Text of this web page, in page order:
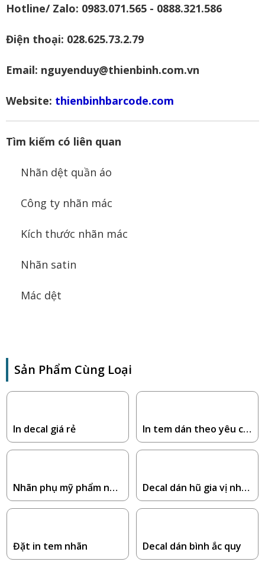
Hotline/ Zalo: 0983.071.565 - 0888.321.586
Điện thoại: 028.625.73.2.79
Email: nguyenduy@thienbinh.com.vn
Website: thienbinhbarcode.com
Tìm kiếm có liên quan
Nhãn dệt quần áo
Công ty nhãn mác
Kích thước nhãn mác
Nhãn satin
Mác dệt
Sản Phẩm Cùng Loại
In decal giá rẻ
In tem dán theo yêu cầ
u
Nhãn phụ mỹ phẩm nhậ
p khẩu
Decal dán hũ gia vị nhà
bếp
Đặt in tem nhãn Decal dán bình ắc quy